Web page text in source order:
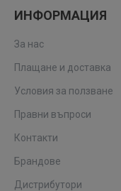
ИНФОРМАЦИЯ
За нас
Плащане и доставка
Условия за ползване
Правни въпроси
Контакти
Брандове
Дистрибутори